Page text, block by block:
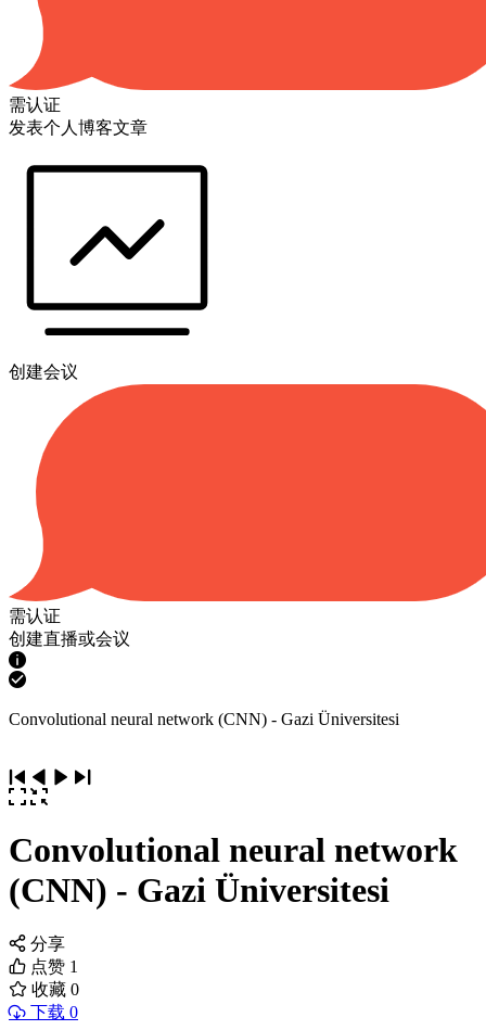
需认证
发表个人博客文章
创建会议
需认证
创建直播或会议
Convolutional neural network (CNN) - Gazi Üniversitesi
Convolutional neural network
(CNN) - Gazi Üniversitesi
分享
点赞 1
收藏 0
下载 0